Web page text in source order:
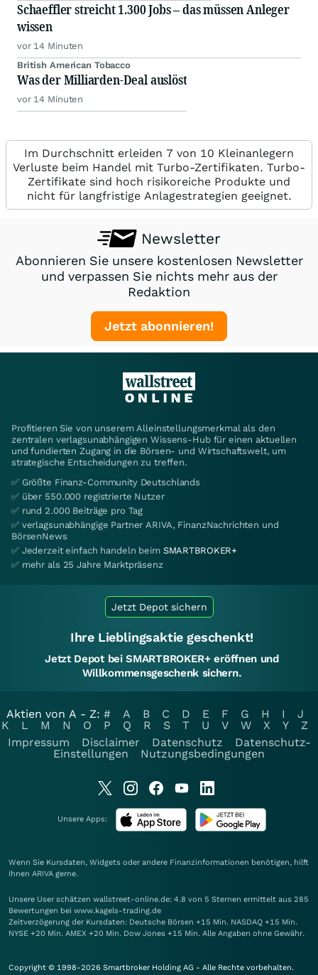
Schaeffler streicht 1.300 Jobs – das müssen Anleger
wissen
vor 14 Minuten
British American Tobacco
Was der Milliarden-Deal auslöst
vor 14 Minuten
Im Durchschnitt erleiden 7 von 10 Kleinanlegern
Verluste beim Handel mit Turbo-Zertifikaten. Turbo-
Zertifikate sind hoch risikoreiche Produkte und
nicht für langfristige Anlagestrategien geeignet.
Newsletter
Abonnieren Sie unsere kostenlosen Newsletter
und verpassen Sie nichts mehr aus der
Redaktion
Jetzt abonnieren!
Profitieren Sie von unserem Alleinstellungsmerkmal als den
zentralen verlagsunabhängigen Wissens-Hub für einen aktuellen
und fundierten Zugang in die Börsen- und Wirtschaftswelt, um
strategische Entscheidungen zu treffen.
✅ Größte Finanz-Community Deutschlands
✅ über 550.000 registrierte Nutzer
✅ rund 2.000 Beiträge pro Tag
✅ verlagsunabhängige Partner ARIVA, FinanzNachrichten und
BörsenNews
✅ Jederzeit einfach handeln beim SMARTBROKER+
✅ mehr als 25 Jahre Marktpräsenz
Jetzt Depot sichern
Ihre Lieblingsaktie geschenkt!
Jetzt Depot bei SMARTBROKER+ eröffnen und
Willkommensgeschenk sichern.
Aktien von A - Z: # A B C D E F G H I
J
K
L M N O P Q R S T U V W X Y
Z
Impressum
Disclaimer Datenschutz
Datenschutz-
Einstellungen
Nutzungsbedingungen
Unsere Apps:
Wenn Sie Kursdaten, Widgets oder andere Finanzinformationen benötigen, hilft
Ihnen ARIVA gerne.
Unsere User schätzen wallstreet-online.de: 4.8 von 5 Sternen ermittelt aus 285
Bewertungen bei www.kagels-trading.de
Zeitverzögerung der Kursdaten: Deutsche Börsen +15 Min. NASDAQ +15 Min.
NYSE +20 Min. AMEX +20 Min. Dow Jones +15 Min. Alle Angaben ohne Gewähr.
Copyright © 1998-2026 Smartbroker Holding AG - Alle Rechte vorbehalten.